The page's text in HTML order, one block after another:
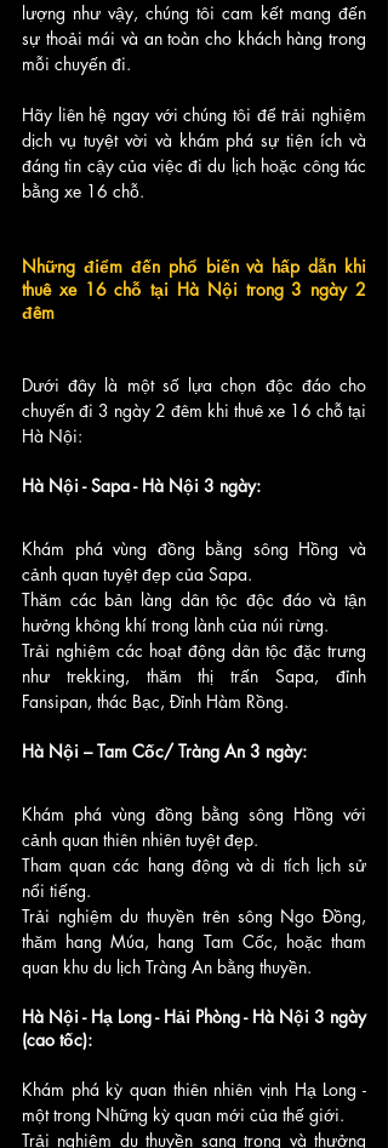
lượng như vậy, chúng tôi cam kết mang đến
sự thoải mái và an toàn cho khách hàng trong
mỗi chuyến đi.
Hãy liên hệ ngay với chúng tôi để trải nghiệm
dịch vụ tuyệt vời và khám phá sự tiện ích và
đáng tin cậy của việc đi du lịch hoặc công tác
bằng xe 16 chỗ.
Những điểm đến phổ biến và hấp dẫn khi
thuê xe 16 chỗ tại Hà Nội trong 3 ngày 2
đêm
Dưới đây là một số lựa chọn độc đáo cho
chuyến đi 3 ngày 2 đêm khi thuê xe 16 chỗ tại
Hà Nội:
Hà Nội - Sapa - Hà Nội 3 ngày:
Khám phá vùng đồng bằng sông Hồng và
cảnh quan tuyệt đẹp của Sapa.
Thăm các bản làng dân tộc độc đáo và tận
hưởng không khí trong lành của núi rừng.
Trải nghiệm các hoạt động dân tộc đặc trưng
như trekking, thăm thị trấn Sapa, đỉnh
Fansipan, thác Bạc, Đỉnh Hàm Rồng.
Hà Nội – Tam Cốc/ Tràng An 3 ngày:
Khám phá vùng đồng bằng sông Hồng với
cảnh quan thiên nhiên tuyệt đẹp.
Tham quan các hang động và di tích lịch sử
nổi tiếng.
Trải nghiệm du thuyền trên sông Ngo Đồng,
thăm hang Múa, hang Tam Cốc, hoặc tham
quan khu du lịch Tràng An bằng thuyền.
Hà Nội - Hạ Long - Hải Phòng - Hà Nội 3 ngày
(cao tốc):
Khám phá kỳ quan thiên nhiên vịnh Hạ Long -
một trong Những kỳ quan mới của thế giới.
Trải nghiệm du thuyền sang trọng và thưởng